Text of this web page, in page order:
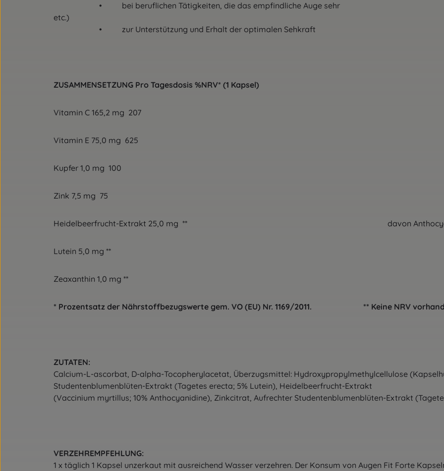
• bei beruflichen Tätigkeiten, die das empfindliche Auge sehr
etc.)
• zur Unterstützung und Erhalt der optimalen Sehkraft
ZUSAMMENSETZUNG Pro Tagesdosis %NRV* (1 Kapsel)
Vitamin C 165,2 mg 207
Vitamin E 75,0 mg 625
Kupfer 1,0 mg 100
Zink 7,5 mg 75
Heidelbeerfrucht-Extrakt 25,0 mg ** davon
Lutein 5,0 mg **
Zeaxanthin 1,0 mg **
* Prozentsatz der Nährstoffbezugswerte gem. VO (EU) Nr. 1169/2011. ** Keine NRV
ZUTATEN:
Calcium-L-ascorbat, D-alpha-Tocopherylacetat, Überzugsmittel: Hydroxypropylmethylcellulose
Studentenblumenblüten-Extrakt (Tagetes erecta; 5% Lutein), Heidelbeerfrucht-Extrakt
(Vaccinium myrtillus; 10% Anthocyanidine), Zinkcitrat, Aufrechter Studentenblumenblüten-Extrakt
VERZEHREMPFEHLUNG:
1 x täglich 1 Kapsel unzerkaut mit ausreichend Wasser verzehren. Der Konsum von Augen Fit Forte